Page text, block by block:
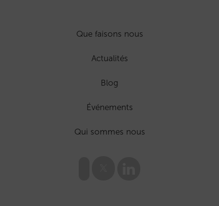
Que faisons nous
Actualités
Blog
Événements
Qui sommes nous